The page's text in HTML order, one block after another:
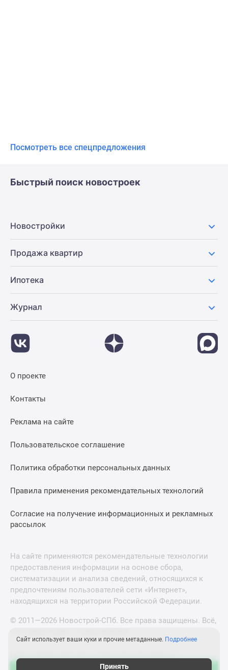
Посмотреть все спецпредложения
Быстрый поиск новостроек
Новостройки
Продажа квартир
Ипотека
Журнал
О проекте
Контакты
Реклама на сайте
Пользовательское соглашение
Политика обработки персональных данных
Правила применения рекомендательных технологий
Согласие на получение информационных и рекламных
рассылок
На сайте применяются рекомендательные технологии
предоставления информации на основе сбора,
систематизации и анализа сведений, относящихся к
предпочтениям пользователей сети «Интернет»,
находящихся на территории Российской Федерации.
© 2011—2026 Новострой-СПб. Все права защищены. Всё,
Сайт использует ваши куки и прочие метаданные. Подробнее
Принять